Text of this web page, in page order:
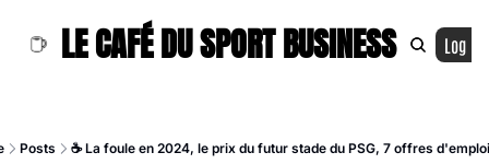
LE CAFÉ DU SPORT BUSINESS Log In
Posts ☕ La foule en 2024, le prix du futur stade du PSG, 7 offres